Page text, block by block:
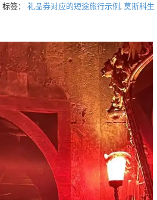
标签： 礼品券对应的短途旅行示例,莫斯科生